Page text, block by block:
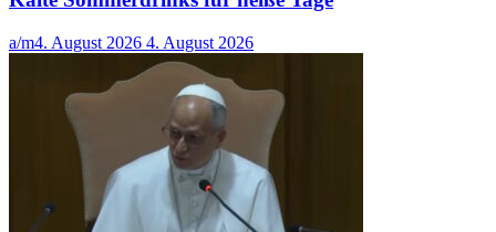
a/m4. August 2026 4. August 2026